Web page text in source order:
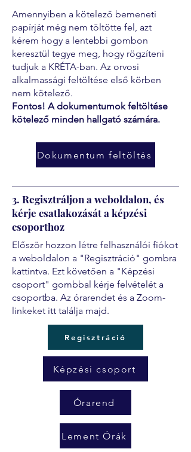
Amennyiben a kötelező bemeneti
papírját még nem töltötte fel, azt
kérem hogy a lentebbi gombon
keresztül tegye meg, hogy rögzíteni
tudjuk a KRÉTA-ban. Az orvosi
alkalmassági feltöltése első körben
nem kötelező.
Fontos! A dokumentumok feltöltése
kötelező minden hallgató számára.
Dokumentum feltöltés
3. Regisztráljon a weboldalon, és
kérje csatlakozását a képzési
csoporthoz
Először hozzon létre felhasználói fiókot
a weboldalon a "Regisztráció" gombra
kattintva. Ezt követően a "Képzési
csoport" gombbal kérje felvételét a
csoportba. Az órarendet és a Zoom-
linkeket itt találja majd.
Regisztráció
Képzési csoport
Órarend
Lement Órák